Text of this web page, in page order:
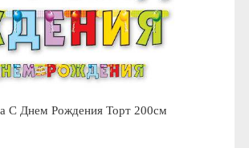
С Днем Рождения Торт 200см